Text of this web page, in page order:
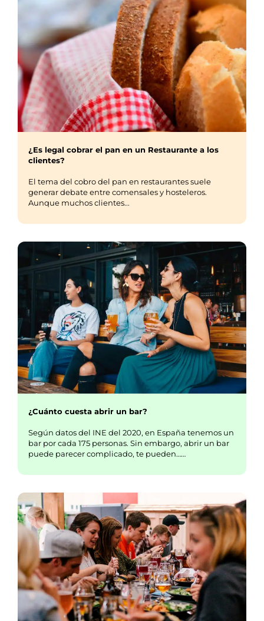
¿Es legal cobrar el pan en un Restaurante a los
clientes?
El tema del cobro del pan en restaurantes suele
generar debate entre comensales y hosteleros.
Aunque muchos clientes...
¿Cuánto cuesta abrir un bar?
Según datos del INE del 2020, en España tenemos un
bar por cada 175 personas. Sin embargo, abrir un bar
puede parecer complicado, te pueden……